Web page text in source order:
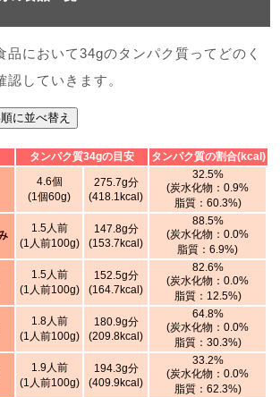
品において34gのタンパク質ってどのく
認していきます。
に並べ替え
タンパク質34gの目安 タンパク質の割合(kcal)
4.6個
(1個60g)
275.7g分
(418.1kcal)
32.5%
(炭水化物：0.9%
脂質：60.3%)
1.5人前
(1人前100g)
147.8g分
(153.7kcal)
88.5%
(炭水化物：0.0%
脂質：6.9%)
1.5人前
(1人前100g)
152.5g分
(164.7kcal)
82.6%
(炭水化物：0.0%
脂質：12.5%)
1.8人前
(1人前100g)
180.9g分
(209.8kcal)
64.8%
(炭水化物：0.0%
脂質：30.3%)
1.9人前
(1人前100g)
194.3g分
(409.9kcal)
33.2%
(炭水化物：0.0%
脂質：62.3%)